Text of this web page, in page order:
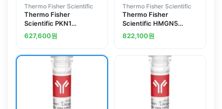
Thermo Fisher Scientific
Thermo Fisher
Scientific PKN1
Polyclonal Antibody
627,600원
Thermo Fisher Scientific
Thermo Fisher
Scientific HMGN5
Polyclonal Antibody
822,100원